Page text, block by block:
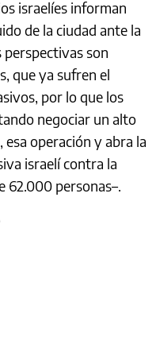
israelíes informan
de la ciudad ante la
perspectivas son
que ya sufren el
por lo que los
negociar un alto
operación y abra la
israelí contra la
62.000 personas–.